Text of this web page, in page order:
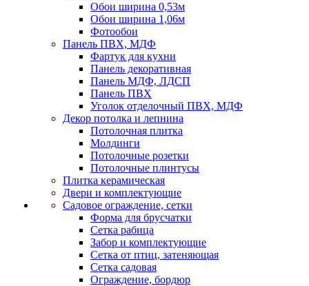
Обои ширина 0,53м
Обои ширина 1,06м
Фотообои
Панель ПВХ, МДФ
Фартук для кухни
Панель декоративная
Панель МДФ, ЛДСП
Панель ПВХ
Уголок отделочный ПВХ, МДФ
Декор потолка и лепнина
Потолочная плитка
Молдинги
Потолочные розетки
Потолочные плинтусы
Плитка керамическая
Двери и комплектующие
Садовое ограждение, сетки
Форма для брусчатки
Сетка рабица
Забор и комплектующие
Сетка от птиц, затеняющая
Сетка садовая
Ограждение, бордюр